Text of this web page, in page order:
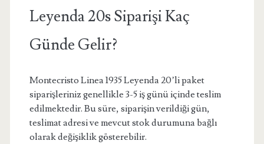
Leyenda 20s Siparişi Kaç
Günde Gelir?
Montecristo Linea 1935 Leyenda 20’li paket
siparişleriniz genellikle 3-5 iş günü içinde teslim
edilmektedir. Bu süre, siparişin verildiği gün,
teslimat adresi ve mevcut stok durumuna bağlı
olarak değişiklik gösterebilir.